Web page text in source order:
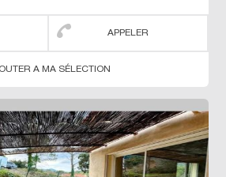
APPELER
A MA SÉLECTION